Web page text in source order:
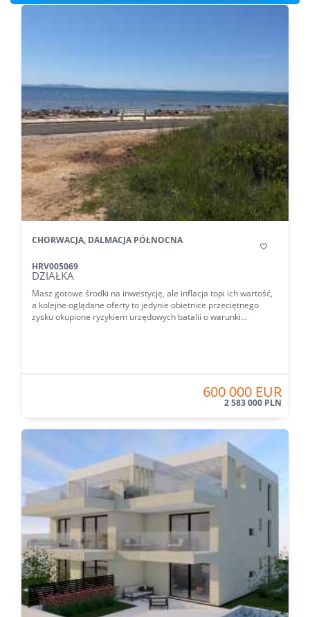
CHORWACJA, DALMACJA PÓŁNOCNA
HRV005069
DZIAŁKA

Masz gotowe środki na inwestycję, ale inflacja topi ich wartość,
a kolejne oglądane oferty to jedynie obietnice przeciętnego
zysku okupione ryzykiem urzędowych batalii o warunki...
600 000 EUR
2 583 000 PLN